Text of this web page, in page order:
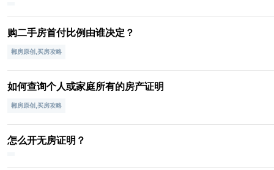
购二手房首付比例由谁决定？
郴房原创,买房攻略
如何查询个人或家庭所有的房产证明
郴房原创,买房攻略
怎么开无房证明？